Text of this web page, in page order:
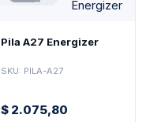
Pila A27 Energizer
SKU: PILA-A27
$ 2.075,80